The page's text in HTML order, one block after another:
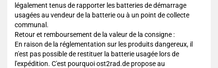
légalement tenus de rapporter les batteries de démarrage
usagées au vendeur de la batterie ou à un point de collecte
communal.
Retour et remboursement de la valeur de la consigne :
En raison de la réglementation sur les produits dangereux, il
n'est pas possible de restituer la batterie usagée lors de
l'expédition. C'est pourquoi ost2rad.de propose au